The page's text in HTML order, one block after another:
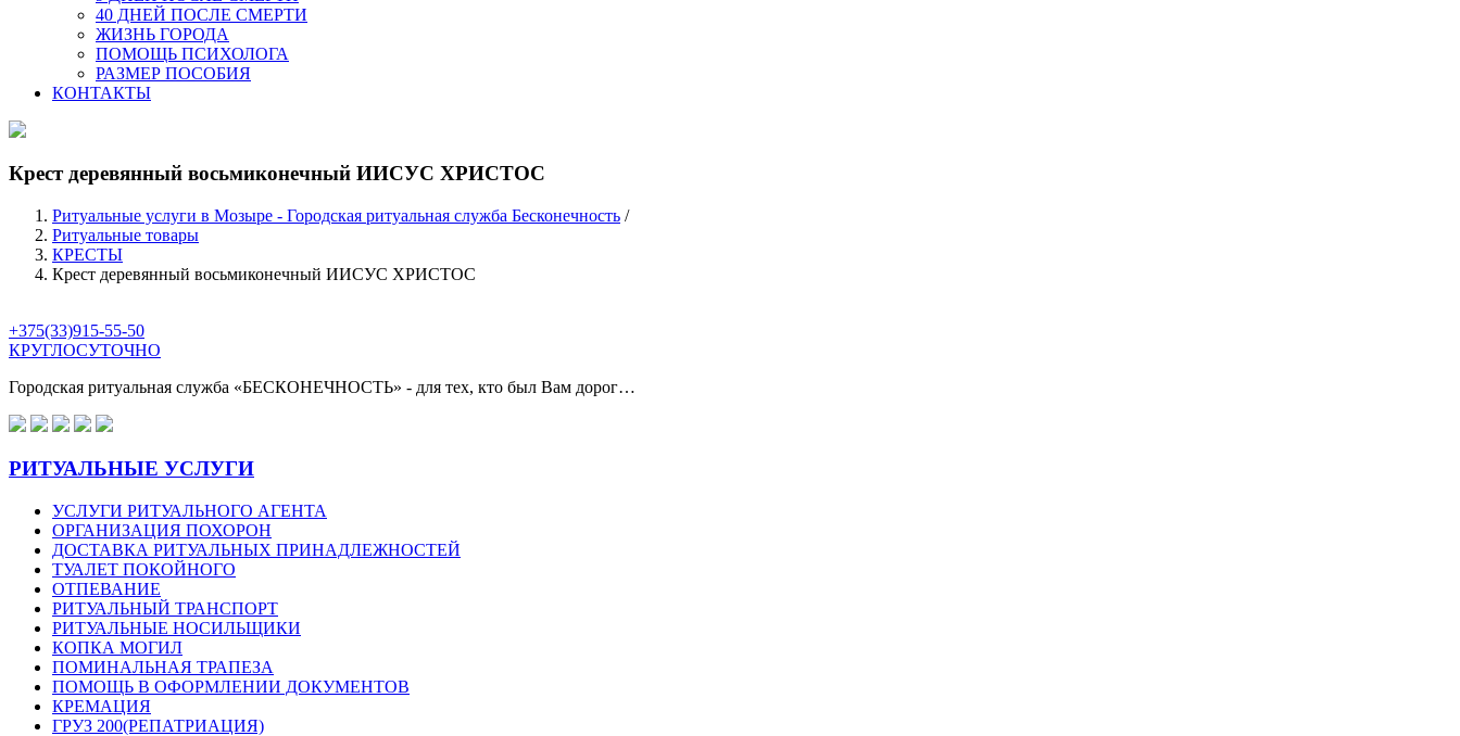
40 ДНЕЙ ПОСЛЕ СМЕРТИ
ЖИЗНЬ ГОРОДА
ПОМОЩЬ ПСИХОЛОГА
РАЗМЕР ПОСОБИЯ
КОНТАКТЫ
Крест деревянный восьмиконечный ИИСУС ХРИСТОС
Ритуальные услуги в Мозыре - Городская ритуальная служба Бесконечность /
Ритуальные товары
КРЕСТЫ
Крест деревянный восьмиконечный ИИСУС ХРИСТОС
+375(33)915-55-50
КРУГЛОСУТОЧНО
Городская ритуальная служба «БЕСКОНЕЧНОСТЬ» - для тех, кто был Вам дорог…
РИТУАЛЬНЫЕ УСЛУГИ
УСЛУГИ РИТУАЛЬНОГО АГЕНТА
ОРГАНИЗАЦИЯ ПОХОРОН
ДОСТАВКА РИТУАЛЬНЫХ ПРИНАДЛЕЖНОСТЕЙ
ТУАЛЕТ ПОКОЙНОГО
ОТПЕВАНИЕ
РИТУАЛЬНЫЙ ТРАНСПОРТ
РИТУАЛЬНЫЕ НОСИЛЬЩИКИ
КОПКА МОГИЛ
ПОМИНАЛЬНАЯ ТРАПЕЗА
ПОМОЩЬ В ОФОРМЛЕНИИ ДОКУМЕНТОВ
КРЕМАЦИЯ
ГРУЗ 200(РЕПАТРИАЦИЯ)